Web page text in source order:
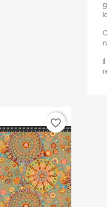
favorite_border